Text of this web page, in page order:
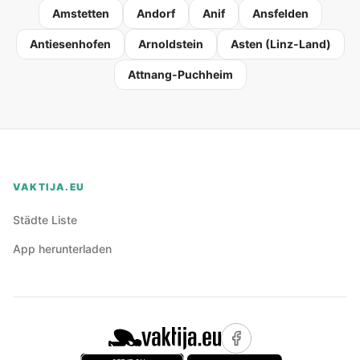
Amstetten Andorf Anif Ansfelden
Antiesenhofen Arnoldstein Asten (Linz-Land)
Attnang-Puchheim
VAKTIJA.EU
Städte Liste
App herunterladen